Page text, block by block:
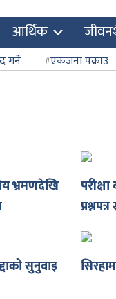
आर्थिक
गर्ने एकजना पक्राउ
भ्रमणदेखि
परीक्षा
सुनुवाइ